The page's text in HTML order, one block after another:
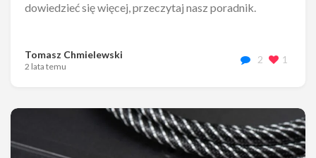
dowiedzieć się więcej, przeczytaj nasz poradnik.
Tomasz Chmielewski
2 lata temu
2 1